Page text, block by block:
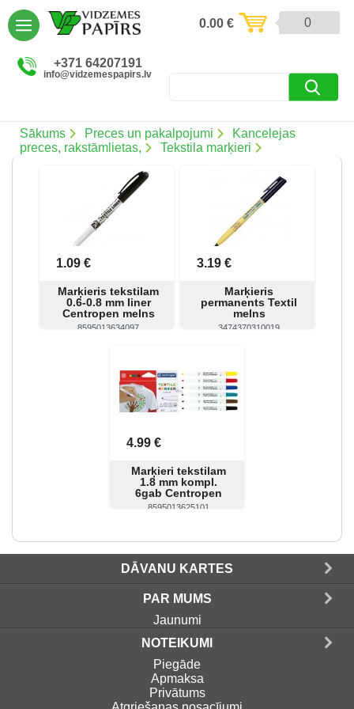
+371 64207191
info@vidzemespapirs.lv
0
0.00€
Sākums Preces un pakalpojumi
Kancelejas
preces, rakstāmlietas,
Tekstila marķieri
1.09 €
Marķieris tekstilam
0.6-0.8 mm liner
Centropen melns
8595013634097
3.19 €
Marķieris
permanents Textil
melns
3474370310019
4.99 €
Marķieri tekstilam
1.8 mm kompl.
6gab Centropen
8595013625101
DĀVANU KARTES
PAR MUMS
Jaunumi
NOTEIKUMI
Piegāde
Apmaksa
Privātums
AIZVĒRT
Atlaides (12)